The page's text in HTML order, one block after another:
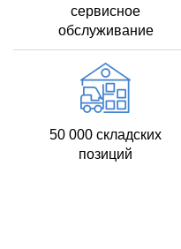
сервисное
обслуживание
50 000 складских
позиций